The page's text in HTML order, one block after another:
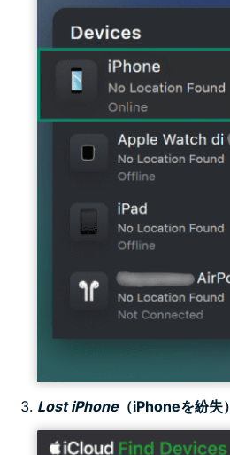
Lost iPhone（iPhoneを紛失）